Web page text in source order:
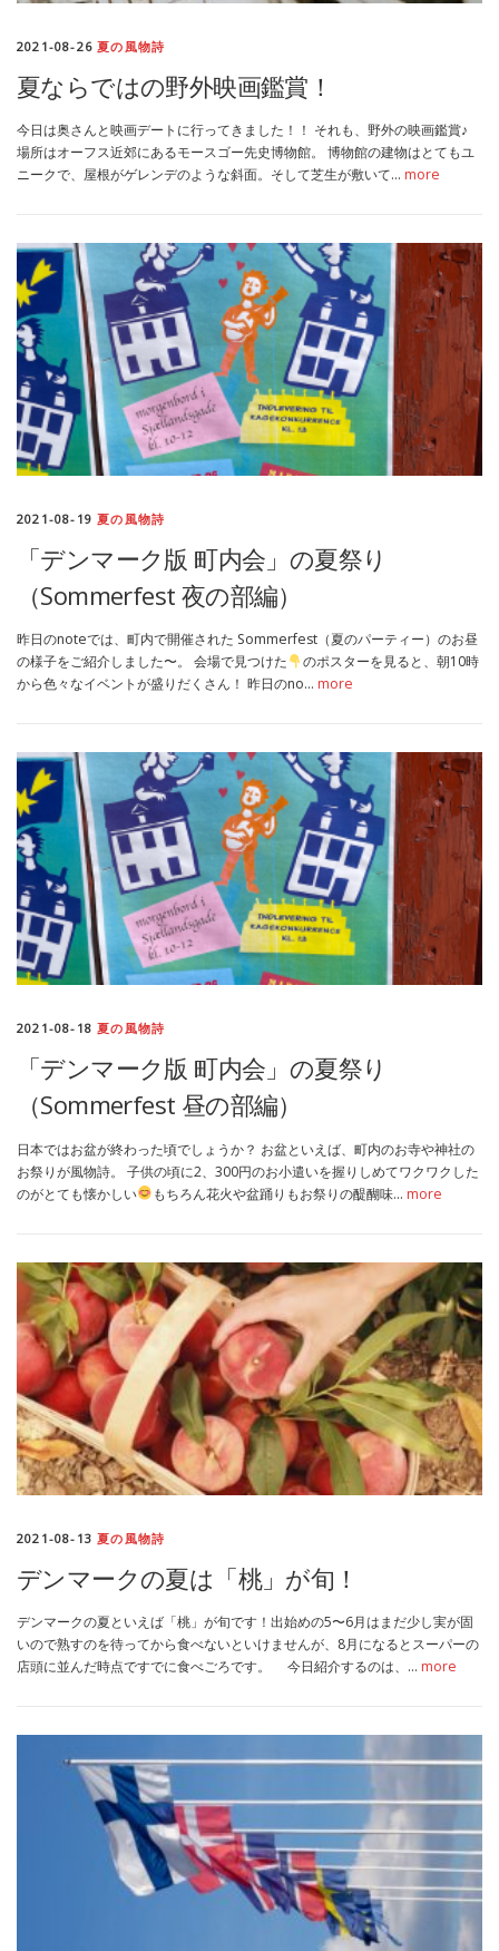
2021-08-26夏の風物詩
夏ならではの野外映画鑑賞！
今日は奥さんと映画デートに行ってきました！！ それも、野外の映画鑑賞♪
場所はオーフス近郊にあるモースゴー先史博物館。 博物館の建物はとてもユ
ニークで、屋根がゲレンデのような斜面。そして芝生が敷いて… more
2021-08-19夏の風物詩
「デンマーク版 町内会」の夏祭り
（Sommerfest 夜の部編）
昨日のnoteでは、町内で開催された Sommerfest（夏のパーティー）のお昼
の様子をご紹介しました〜。 会場で見つけた
のポスターを見ると、朝10時
から色々なイベントが盛りだくさん！ 昨日のno… more
2021-08-18夏の風物詩
「デンマーク版 町内会」の夏祭り
（Sommerfest 昼の部編）
日本ではお盆が終わった頃でしょうか？ お盆といえば、町内のお寺や神社の
お祭りが風物詩。 子供の頃に2、300円のお小遣いを握りしめてワクワクした
のがとても懐かしい
もちろん花火や盆踊りもお祭りの醍醐味… more
2021-08-13夏の風物詩
デンマークの夏は「桃」が旬！
デンマークの夏といえば「桃」が旬です！出始めの5〜6月はまだ少し実が固
いので熟すのを待ってから食べないといけませんが、8月になるとスーパーの
店頭に並んだ時点ですでに食べごろです。 今日紹介するのは、… more